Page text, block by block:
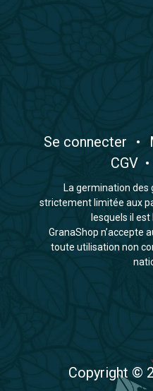
​Se connecter •
CGV•
La germination des
strictement limitée aux
lesquels il
GranaShop n’accepte
toute utilisation non
Copyright ©